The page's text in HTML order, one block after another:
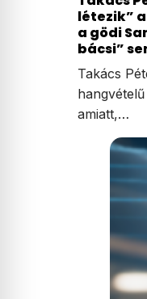
létezik”
a gödi
bácsi”
Takács
amiatt,…